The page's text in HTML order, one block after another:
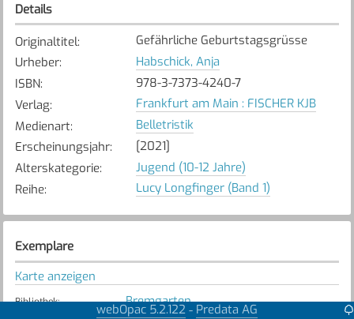
Details
Originaltitel:
Gefährliche Geburtstagsgrüsse
Urheber:
Habschick, Anja
ISBN:
978-3-7373-4240-7
Verlag:
Frankfurt am Main : FISCHER KJB
Medienart:
Belletristik
Erscheinungsjahr:
[2021]
Alterskategorie:
Jugend (10-12 Jahre)
Reihe: Lucy Longfinger (Band 1)
Exemplare
Karte anzeigen
Bibliothek: Bremgarten
webOpac 5.2.122 - Predata AG